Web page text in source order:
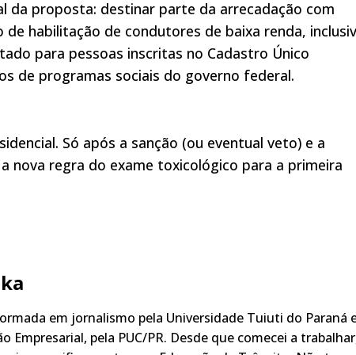
proposta: destinar parte da arrecadação com
habilitação de condutores de baixa renda,
para pessoas inscritas no Cadastro Único
de programas sociais do governo federal.
Só após a sanção (ou eventual veto) e a
nova regra do exame toxicológico para a primeira
em jornalismo pela Universidade Tuiuti do Paraná
Empresarial, pela PUC/PR. Desde que comecei a